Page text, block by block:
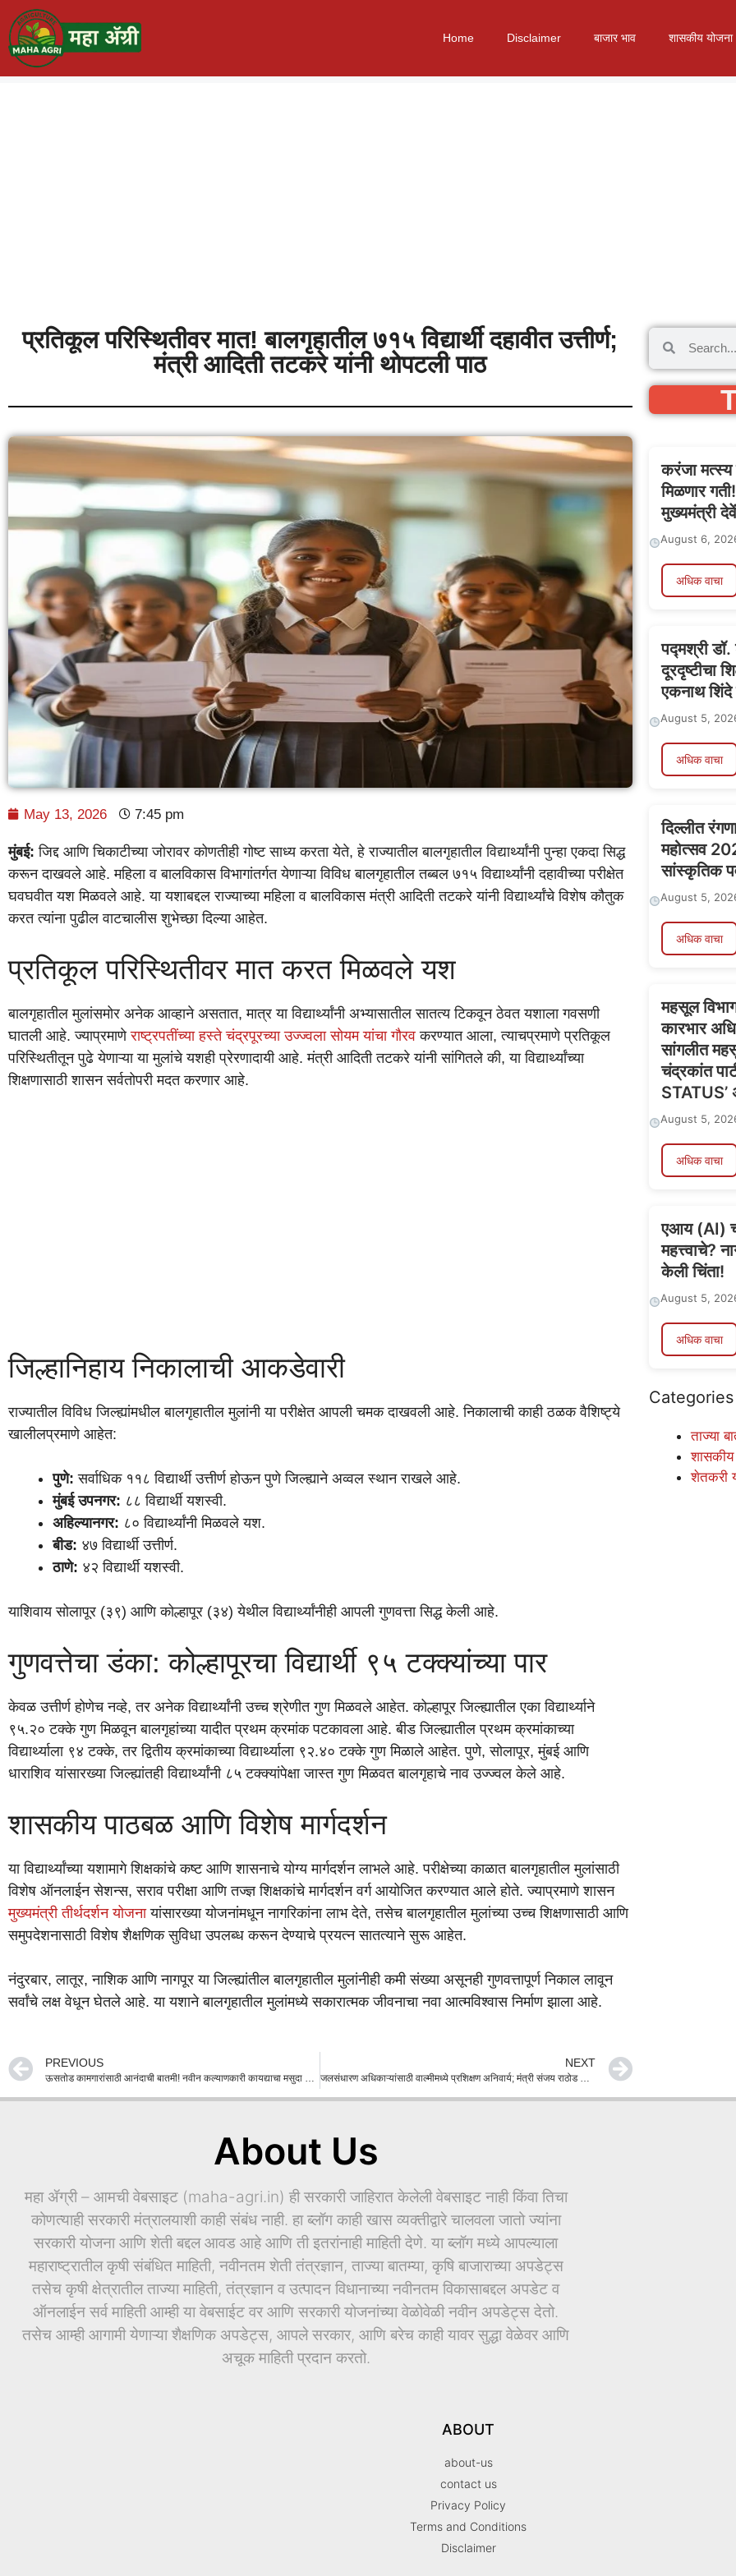
Home Disclaimer बाजार भाव शासकीय योजना
प्रतिकूल परिस्थितीवर मात! बालगृहातील ७१५ विद्यार्थी दहावीत उत्तीर्ण;
मंत्री आदिती तटकरे यांनी थोपटली पाठ
May 13, 2026 7:45 pm
मुंबई: जिद्द आणि चिकाटीच्या जोरावर कोणतीही गोष्ट साध्य करता येते, हे राज्यातील बालगृहातील विद्यार्थ्यांनी पुन्हा एकदा सिद्ध
करून दाखवले आहे. महिला व बालविकास विभागांतर्गत येणाऱ्या विविध बालगृहातील तब्बल ७१५ विद्यार्थ्यांनी दहावीच्या परीक्षेत
घवघवीत यश मिळवले आहे. या यशाबद्दल राज्याच्या महिला व बालविकास मंत्री आदिती तटकरे यांनी विद्यार्थ्यांचे विशेष कौतुक
करत त्यांना पुढील वाटचालीस शुभेच्छा दिल्या आहेत.
प्रतिकूल परिस्थितीवर मात करत मिळवले यश
बालगृहातील मुलांसमोर अनेक आव्हाने असतात, मात्र या विद्यार्थ्यांनी अभ्यासातील सातत्य टिकवून ठेवत यशाला गवसणी
घातली आहे. ज्याप्रमाणेराष्ट्रपतींच्या हस्ते चंद्रपूरच्या उज्ज्वला सोयम यांचा गौरव करण्यात आला, त्याचप्रमाणे प्रतिकूल
परिस्थितीतून पुढे येणाऱ्या या मुलांचे यशही प्रेरणादायी आहे. मंत्री आदिती तटकरे यांनी सांगितले की, या विद्यार्थ्यांच्या
शिक्षणासाठी शासन सर्वतोपरी मदत करणार आहे.
जिल्हानिहाय निकालाची आकडेवारी
राज्यातील विविध जिल्ह्यांमधील बालगृहातील मुलांनी या परीक्षेत आपली चमक दाखवली आहे. निकालाची काही ठळक वैशिष्ट्ये
खालीलप्रमाणे आहेत:
पुणे: सर्वाधिक ११८ विद्यार्थी उत्तीर्ण होऊन पुणे जिल्ह्याने अव्वल स्थान राखले आहे.
मुंबई उपनगर: ८८ विद्यार्थी यशस्वी.
अहिल्यानगर: ८० विद्यार्थ्यांनी मिळवले यश.
बीड: ४७ विद्यार्थी उत्तीर्ण.
ठाणे: ४२ विद्यार्थी यशस्वी.
याशिवाय सोलापूर (३९) आणि कोल्हापूर (३४) येथील विद्यार्थ्यांनीही आपली गुणवत्ता सिद्ध केली आहे.
गुणवत्तेचा डंका: कोल्हापूरचा विद्यार्थी ९५ टक्क्यांच्या पार
केवळ उत्तीर्ण होणेच नव्हे, तर अनेक विद्यार्थ्यांनी उच्च श्रेणीत गुण मिळवले आहेत. कोल्हापूर जिल्ह्यातील एका विद्यार्थ्याने
९५.२० टक्के गुण मिळवून बालगृहांच्या यादीत प्रथम क्रमांक पटकावला आहे. बीड जिल्ह्यातील प्रथम क्रमांकाच्या
विद्यार्थ्याला ९४ टक्के, तर द्वितीय क्रमांकाच्या विद्यार्थ्याला ९२.४० टक्के गुण मिळाले आहेत. पुणे, सोलापूर, मुंबई आणि
धाराशिव यांसारख्या जिल्ह्यांतही विद्यार्थ्यांनी ८५ टक्क्यांपेक्षा जास्त गुण मिळवत बालगृहाचे नाव उज्ज्वल केले आहे.
शासकीय पाठबळ आणि विशेष मार्गदर्शन
या विद्यार्थ्यांच्या यशामागे शिक्षकांचे कष्ट आणि शासनाचे योग्य मार्गदर्शन लाभले आहे. परीक्षेच्या काळात बालगृहातील मुलांसाठी
विशेष ऑनलाईन सेशन्स, सराव परीक्षा आणि तज्ज्ञ शिक्षकांचे मार्गदर्शन वर्ग आयोजित करण्यात आले होते. ज्याप्रमाणे शासन
मुख्यमंत्री तीर्थदर्शन योजनायांसारख्या योजनांमधून नागरिकांना लाभ देते, तसेच बालगृहातील मुलांच्या उच्च शिक्षणासाठी आणि
समुपदेशनासाठी विशेष शैक्षणिक सुविधा उपलब्ध करून देण्याचे प्रयत्न सातत्याने सुरू आहेत.
नंदुरबार, लातूर, नाशिक आणि नागपूर या जिल्ह्यांतील बालगृहातील मुलांनीही कमी संख्या असूनही गुणवत्तापूर्ण निकाल लावून
सर्वांचे लक्ष वेधून घेतले आहे. या यशाने बालगृहातील मुलांमध्ये सकारात्मक जीवनाचा नवा आत्मविश्वास निर्माण झाला आहे.
PREVIOUS NEXT
करंजा मत्स्य
मिळणार
मुख्यमंत्री
August 6,
अधिक वाचा
पद्मश्री डॉ.
दूरदृष्टीचा
एकनाथ शिंदे
August 5,
अधिक वाचा
दिल्लीत
महोत्सव
सांस्कृतिक
August 5,
अधिक वाचा
महसूल
कारभार
सांगलीत
चंद्रकांत
STATUS’
August 5,
अधिक वाचा
एआय (AI)
महत्त्वाचे?
केली चिंता!
August 5,
अधिक वाचा
Categories
ताज्या
शासकीय
शेतकरी
About Us
महा ॲग्री – आमची वेबसाइट (maha-agri.in) ही सरकारी जाहिरात केलेली वेबसाइट नाही किंवा तिचा
कोणत्याही सरकारी मंत्रालयाशी काही संबंध नाही. हा ब्लॉग काही खास व्यक्तीद्वारे चालवला जातो ज्यांना
सरकारी योजना आणि शेती बद्दल आवड आहे आणि ती इतरांनाही माहिती देणे. या ब्लॉग मध्ये आपल्याला
महाराष्ट्रातील कृषी संबंधित माहिती, नवीनतम शेती तंत्रज्ञान, ताज्या बातम्या, कृषि बाजाराच्या अपडेट्स
तसेच कृषी क्षेत्रातील ताज्या माहिती, तंत्रज्ञान व उत्पादन विधानाच्या नवीनतम विकासाबद्दल अपडेट व
ऑनलाईन सर्व माहिती आम्ही या वेबसाईट वर आणि सरकारी योजनांच्या वेळोवेळी नवीन अपडेट्स देतो.
तसेच आम्ही आगामी येणाऱ्या शैक्षणिक अपडेट्स, आपले सरकार, आणि बरेच काही यावर सुद्धा वेळेवर आणि
अचूक माहिती प्रदान करतो.
ABOUT
about-us
contact us
Privacy Policy
Terms and Conditions
Disclaimer